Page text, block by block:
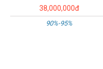
45,000,000đ
90%-95%